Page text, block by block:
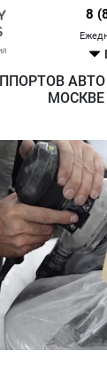
8
АВТО
МОСКВЕ